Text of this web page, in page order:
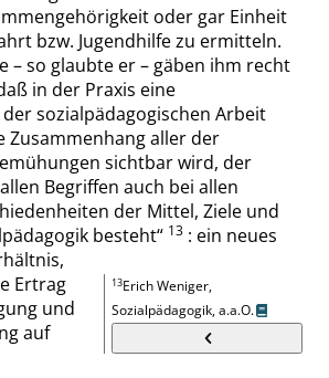
oder gar Einheit
bzw. Jugendhilfe zu ermitteln.
– so glaubte er – gäben ihm recht
in der Praxis eine
sozialpädagogischen Arbeit
Zusammenhang aller der
sichtbar wird, der
Begriffen auch bei allen
der Mittel, Ziele und
besteht“ 13
13Erich Weniger,
Sozialpädagogik, a.a.O.
: ein neues
Ertrag
und
auf